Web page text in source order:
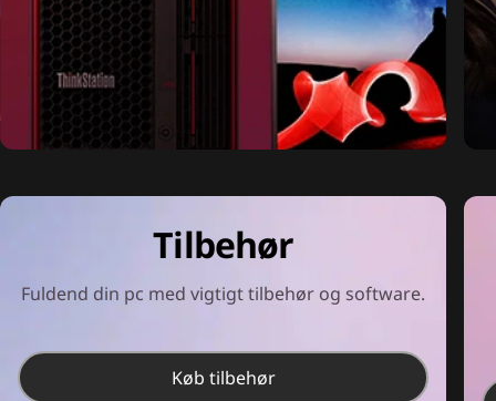
Tilbehør
Fuldend din pc med vigtigt tilbehør og software.
Køb tilbehør